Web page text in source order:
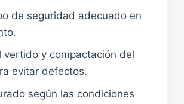
de seguridad adecuado en
vertido y compactación del
evitar defectos.
según las condiciones